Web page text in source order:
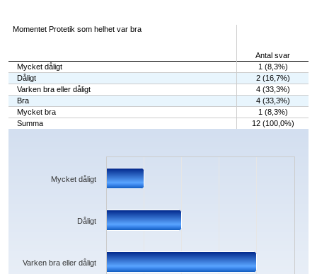
Momentet Protetik som helhet var bra
Antal svar
Mycket dåligt
1 (8,3%)
Dåligt
2 (16,7%)
Varken bra eller dåligt
4 (33,3%)
Bra
4 (33,3%)
Mycket bra
1 (8,3%)
Summa
12 (100,0%)
Chart
The chart has 1 X axis displaying categories.
The chart has 1 Y axis displaying values. Data ranges from 1 to 4.
Varken bra eller dåligt
Dåligt
Mycket dåligt